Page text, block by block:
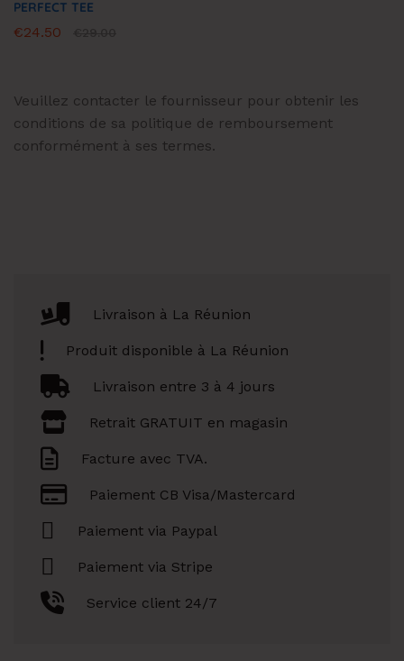
PERFECT TEE
€24.50
Veuillez contacter le fournisseur pour obtenir les
conditions de sa politique de remboursement
conformément à ses termes.
Livraison à La Réunion
Produit disponible à La Réunion
Livraison entre 3 à 4 jours
Retrait GRATUIT en magasin
Facture avec TVA.
Paiement CB Visa/Mastercard
Paiement via Paypal
Paiement via Stripe
Service client 24/7